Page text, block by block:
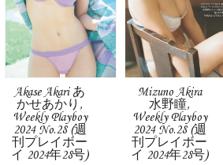
Akase Akari あ
かせあかり,
Weekly Playboy
2024 No.28 (週
刊プレイボー
イ 2024年28号)
Mizuno Akira
水野瞳,
Weekly Playboy
2024 No.28 (週
刊プレイボー
イ 2024年28号)